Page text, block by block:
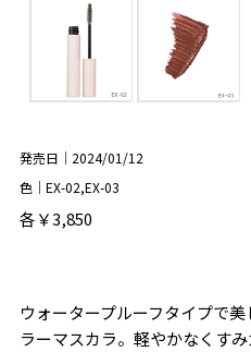
発売日｜2024/01/12
色｜EX-02,EX-03
各￥3,850
ウォータープルーフタイプで
ラーマスカラ。軽やかなくす